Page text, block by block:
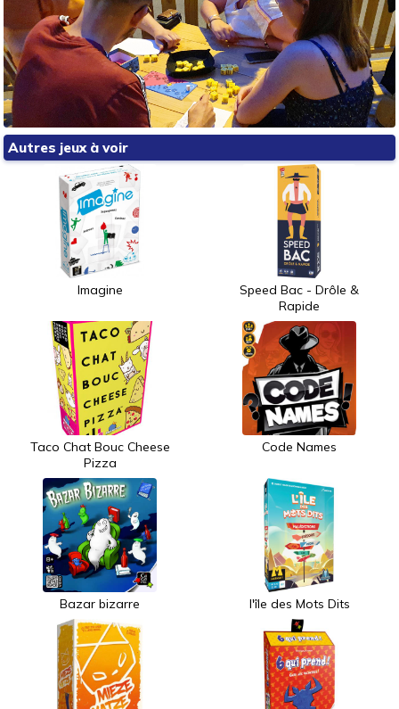
Autres jeux à voir
Imagine
Speed Bac - Drôle &
Rapide
Taco Chat Bouc Cheese
Pizza
Code Names
Bazar bizarre l'île des Mots Dits